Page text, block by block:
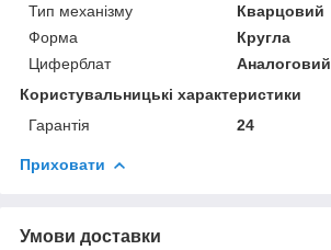
Тип механізму
Кварцовий
Форма
Кругла
Циферблат
Користувальницькі характеристики
Гарантія
24
Приховати
Умови доставки